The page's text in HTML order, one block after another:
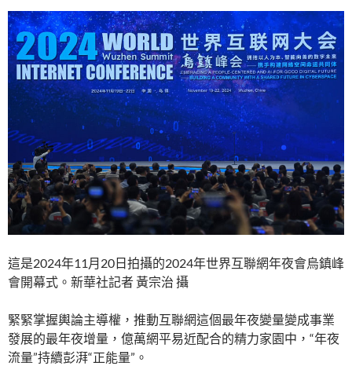
這是2024年11月20日拍攝的2024年世界互聯網年夜會烏鎮峰
會開幕式。新華社記者 黃宗治 攝
緊緊掌握輿論主導權，推動互聯網這個最年夜變量變成事業
發展的最年夜增量，億萬網平易近配合的精力家園中，“年夜
流量”持續彭湃“正能量”。